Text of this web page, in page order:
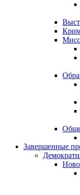
Завершенные